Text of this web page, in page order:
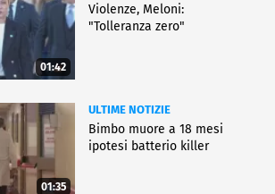
01:42
Violenze, Meloni:
"Tolleranza zero"
01:35
ULTIME NOTIZIE
Bimbo muore a 18 mesi
ipotesi batterio killer